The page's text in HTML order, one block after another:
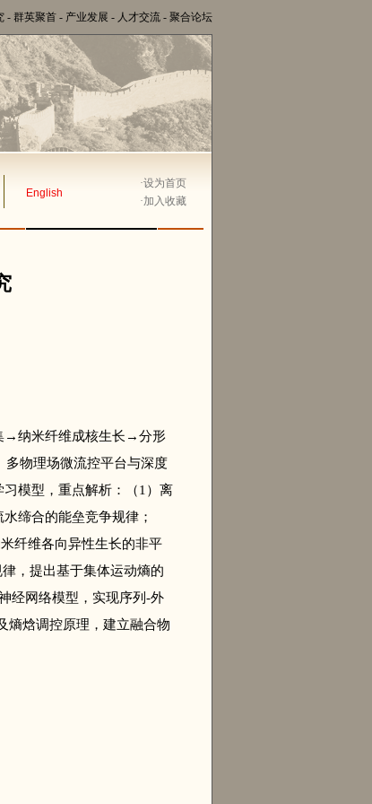
- 群英聚首 - 产业发展 - 人才交流 - 聚合论坛
English
·设为首页
·加入收藏
→纳米纤维成核生长→分形
多物理场微流控平台与深度
模型，重点解析：（1）离
缔合的能垒竞争规律；
纤维各向异性生长的非平
，提出基于集体运动熵的
经网络模型，实现序列-外
熵焓调控原理，建立融合物